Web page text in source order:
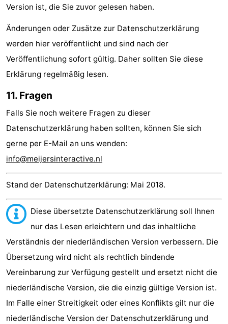
Version ist, die Sie zuvor gelesen haben.
Änderungen oder Zusätze zur Datenschutzerklärung
werden hier veröffentlicht und sind nach der
Veröffentlichung sofort gültig. Daher sollten Sie diese
Erklärung regelmäßig lesen.
11. Fragen
Falls Sie noch weitere Fragen zu dieser
Datenschutzerklärung haben sollten, können Sie sich
gerne per E-Mail an uns wenden:
info@meijersinteractive.nl
Stand der Datenschutzerklärung: Mai 2018.
Diese übersetzte Datenschutzerklärung soll Ihnen
nur das Lesen erleichtern und das inhaltliche
Verständnis der niederländischen Version verbessern. Die
Übersetzung wird nicht als rechtlich bindende
Vereinbarung zur Verfügung gestellt und ersetzt nicht die
niederländische Version, die die einzig gültige Version ist.
Im Falle einer Streitigkeit oder eines Konflikts gilt nur die
niederländische Version der Datenschutzerklärung und